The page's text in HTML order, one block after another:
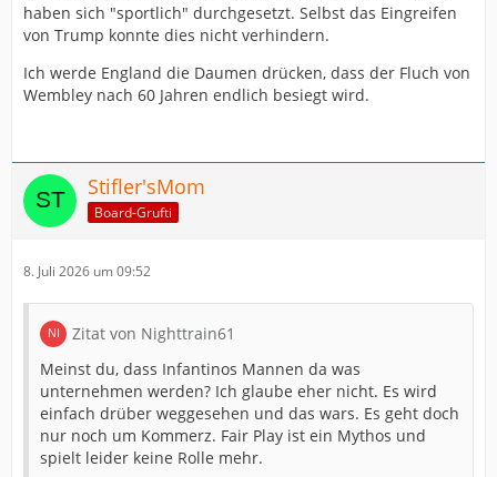
haben sich "sportlich" durchgesetzt. Selbst das Eingreifen
von Trump konnte dies nicht verhindern.
Ich werde England die Daumen drücken, dass der Fluch von
Wembley nach 60 Jahren endlich besiegt wird.
Stifler'sMom
Board-Grufti
8. Juli 2026 um 09:52
Zitat von Nighttrain61
Meinst du, dass Infantinos Mannen da was
unternehmen werden? Ich glaube eher nicht. Es wird
einfach drüber weggesehen und das wars. Es geht doch
nur noch um Kommerz. Fair Play ist ein Mythos und
spielt leider keine Rolle mehr.